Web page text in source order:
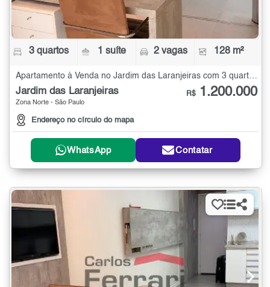
3 quartos 1 suíte 2 vagas 128 m²
Apartamento à Venda no Jardim das Laranjeiras com 3 quartos - 128 m²
Jardim das Laranjeiras
Zona Norte - São Paulo
Endereço no círculo do mapa
R$ 1.200.000
WhatsApp Contatar